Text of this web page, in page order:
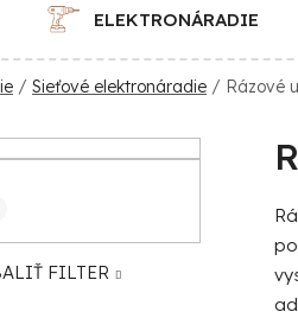
ELEKTRONÁRADIE
/ Sieťové elektronáradie / Rázové
FILTER